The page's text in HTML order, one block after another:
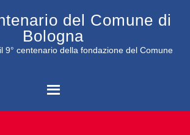
del Comune di
Bologna
9° centenario della fondazione del Comune